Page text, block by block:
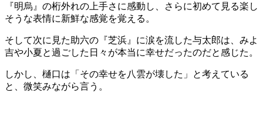
『明烏』の桁外れの上手さに感動し、さらに初めて見る楽し
そうな表情に新鮮な感覚を覚える。
そして次に見た助六の『芝浜』に涙を流した与太郎は、みよ
吉や小夏と過ごした日々が本当に幸せだったのだと感じた。
しかし、樋口は「その幸せを八雲が壊した」と考えている
と、微笑みながら言う。